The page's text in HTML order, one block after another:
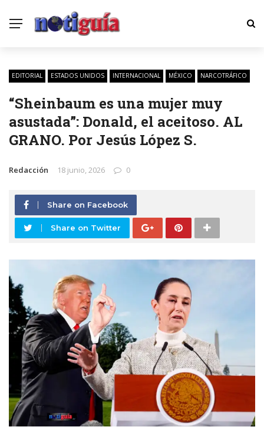
EDITORIAL ESTADOS UNIDOS INTERNACIONAL MÉXICO NARCOTRÁFICO
“Sheinbaum es una mujer muy
asustada”: Donald, el aceitoso. AL
GRANO. Por Jesús López S.
Redacción 18 junio, 2026 0
Share on Facebook
Share on Twitter